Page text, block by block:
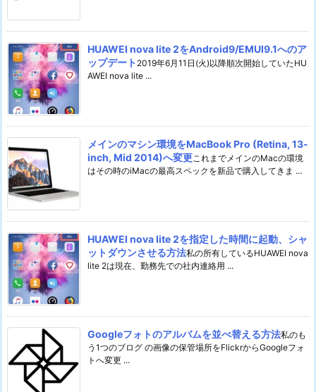
HUAWEI nova lite 2をAndroid9/EMUI9.1へのア
ップデート 2019年6月11日(火)以降順次開始していたHU
AWEI nova lite ...
メインのマシン環境をMacBook Pro (Retina, 13-
inch, Mid 2014)へ変更これまでメインのMacの環境
はその時のiMacの最高スペックを新品で購入してきま ...
HUAWEI nova lite 2を指定した時間に起動、シャ
ットダウンさせる方法私の所有しているHUAWEI nova
lite 2は現在、勤務先での社内連絡用 ...
Googleフォトのアルバムを並べ替える方法私のも
う1つのブログ の画像の保管場所をFlickrからGoogleフォ
トへ変更 ...